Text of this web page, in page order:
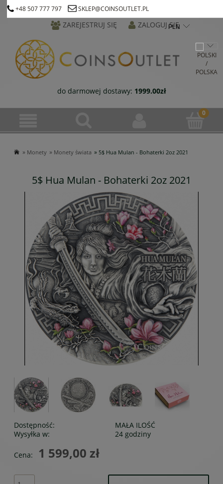
+48 507 777 797 SKLEP@COINSOUTLET.PL
ZAREJESTRUJ SIĘ ZALOGUJ SIĘ
do darmowej dostawy: 1999.00zł
» Monety » Monety świata » 5$ Hua Mulan - Bohaterki 2oz 2021
5$ Hua Mulan - Bohaterki 2oz 2021
Dostępność:
MAŁA ILOŚĆ
Wysyłka w:
24 godziny
Cena: 1 599,00 zł